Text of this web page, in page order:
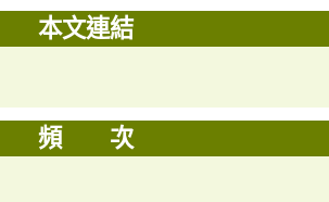
本文連結
頻 次